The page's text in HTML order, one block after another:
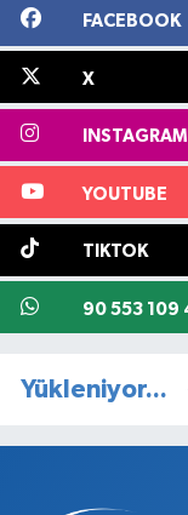
FACEBOOK
X
INSTAGRAM
YOUTUBE
TIKTOK
90 553 109
Yükleniyor...